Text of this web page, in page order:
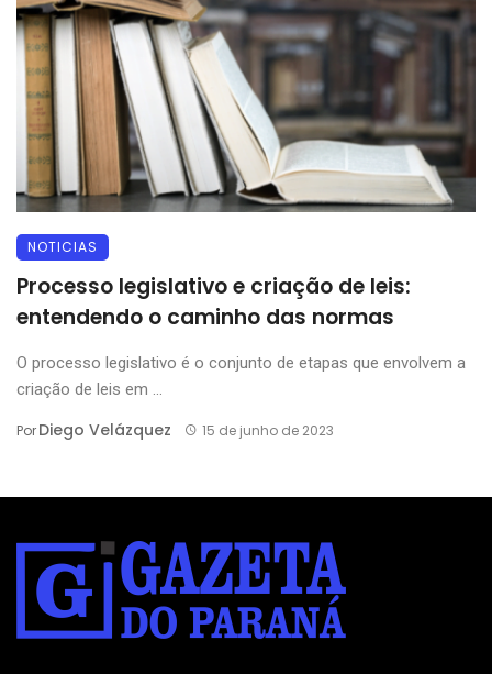
NOTICIAS
Processo legislativo e criação de leis:
entendendo o caminho das normas
O processo legislativo é o conjunto de etapas que envolvem a
criação de leis em ...
PorDiego Velázquez 15 de junho de 2023